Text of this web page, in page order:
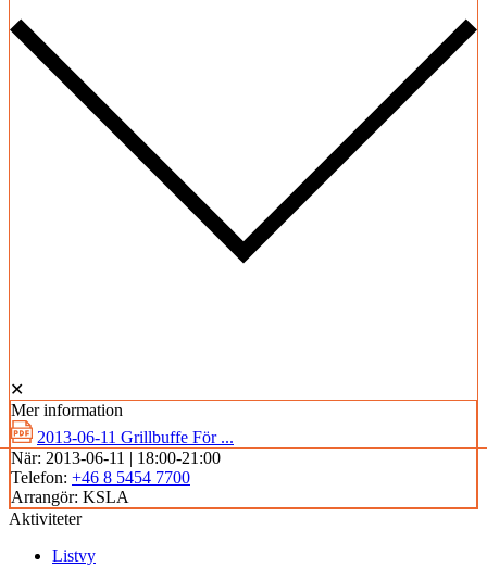
✕
Mer information
2013-06-11 Grillbuffe För ...
När: 2013-06-11 | 18:00-21:00
Telefon: +46 8 5454 7700
Arrangör: KSLA
Aktiviteter
Listvy